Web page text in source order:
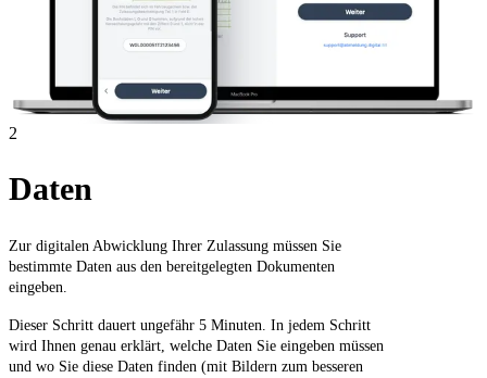
2
Daten
Zur digitalen Abwicklung Ihrer Zulassung müssen Sie
bestimmte Daten aus den bereitgelegten Dokumenten
eingeben.
Dieser Schritt dauert ungefähr 5 Minuten. In jedem Schritt
wird Ihnen genau erklärt, welche Daten Sie eingeben müssen
und wo Sie diese Daten finden (mit Bildern zum besseren